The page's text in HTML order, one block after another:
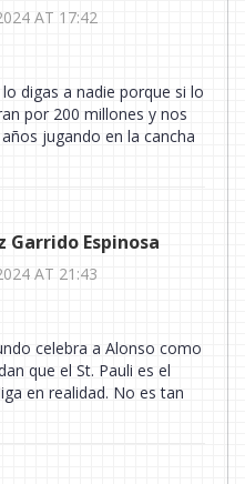
AT 17:42
digas a nadie porque si lo
por 200 millones y nos
jugando en la cancha
Garrido Espinosa
AT 21:43
celebra a Alonso como
que el St. Pauli es el
en realidad. No es tan